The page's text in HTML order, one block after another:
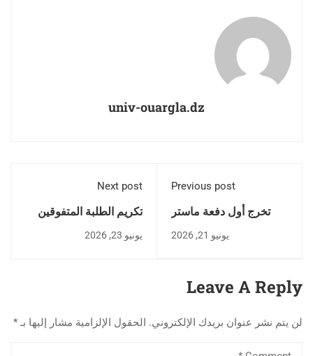
univ-ouargla.dz
Previous post
تخرج أول دفعة ماستر
على المستوى الوطني في
تخصص "الحوكمة والوقاية
يونيو 21, 2026
Next post
تكريم الطلبة المتفوقين
والمتميزين خلال الموسم
الجامعي 2025/2026
يونيو 23, 2026
Leave A Reply
لن يتم نشر عنوان بريدك الإلكتروني. الحقول الإلزامية مشار إليها بـ *